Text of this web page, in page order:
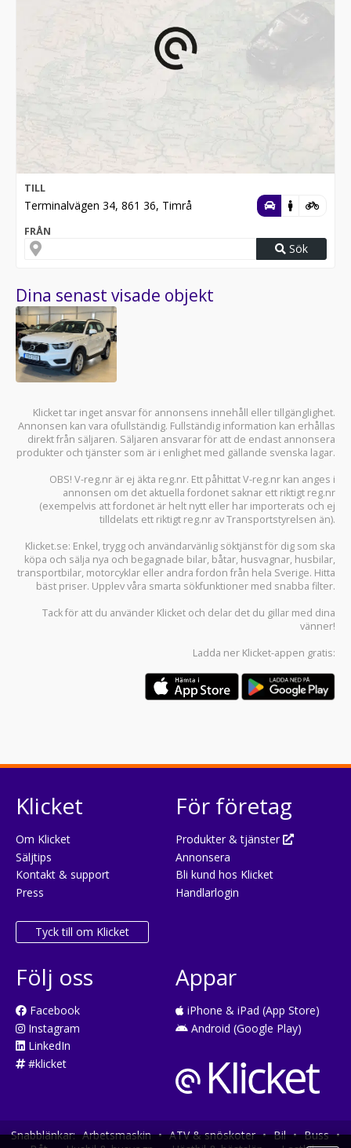
TILL
Terminalvägen 34, 861 36, Timrå
FRÅN
Sök
Dina senast visade objekt
Klicket tar inget ansvar för annonsens innehåll eller tillgänglighet.
Annonsen kan vara ofullständig. Fullständig information kan erhållas
direkt från säljaren. Säljaren ansvarar för att de endast annonsera
produkter och tjänster som är i enlighet med gällande svenska lagar.
OBS! V-reg.nr är ej äkta reg.nr. Ett påhittat V-reg.nr kan anges i
annonsen om det aktuella fordonet saknar ett riktigt reg.nr
(exempelvis att fordonet är helt nytt eller har importerats och ej
tilldelats ett riktigt reg.nr av Transportstyrelsen än).
Klicket.se: Enkel, trygg och användarvänlig söktjänst för dig som ska
köpa och sälja nya och begagnade bilar, båtar, husvagnar, husbilar,
transportbilar, motorcyklar eller andra fordon från hela Sverige. Hitta
bäst priser. Upplev våra smarta sökfunktioner med snabba filter.
Tack för att du använder Klicket och delar det du gillar med dina
vänner!
Ladda ner Klicket-appen gratis:
Klicket
Om Klicket
Säljtips
Kontakt & support
Press
Tyck till om Klicket
För företag
Produkter & tjänster
Annonsera
Bli kund hos Klicket
Handlarlogin
Följ oss
Facebook
Instagram
LinkedIn
#klicket
Appar
iPhone & iPad (App Store)
Android (Google Play)
Snabblänkar: Arbetsmaskin • ATV & snöskoter • Bil • Buss •